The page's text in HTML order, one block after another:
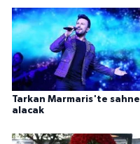
Tarkan Marmaris'te sahne
alacak